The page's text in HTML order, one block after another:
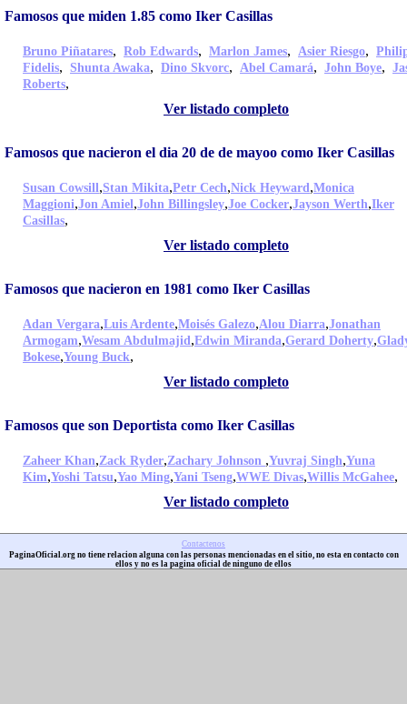
Famosos que miden 1.85 como Iker Casillas
Bruno Piñatares, Rob Edwards, Marlon James, Asier Riesgo,
Fidelis, Shunta Awaka, Dino Skvorc, Abel Camará, John Boye,
Roberts,
Ver listado completo
Famosos que nacieron el dia 20 de de mayoo como Iker Casillas
Susan Cowsill,Stan Mikita,Petr Cech,Nick Heyward,Monica
Maggioni,Jon Amiel,John Billingsley,Joe Cocker,Jayson Werth,Iker
Casillas,
Ver listado completo
Famosos que nacieron en 1981 como Iker Casillas
Adan Vergara,Luis Ardente,Moisés Galezo,Alou Diarra,Jonathan
Armogam,Wesam Abdulmajid,Edwin Miranda,Gerard Doherty,
Bokese,Young Buck,
Ver listado completo
Famosos que son Deportista como Iker Casillas
Zaheer Khan,Zack Ryder,Zachary Johnson ,Yuvraj Singh,Yuna
Kim,Yoshi Tatsu,Yao Ming,Yani Tseng,WWE Divas,Willis McGahee,
Ver listado completo
Contactenos
PaginaOficial.org no tiene relacion alguna con las personas mencionadas en el sitio, no esta en contacto con
ellos y no es la pagina oficial de ninguno de ellos